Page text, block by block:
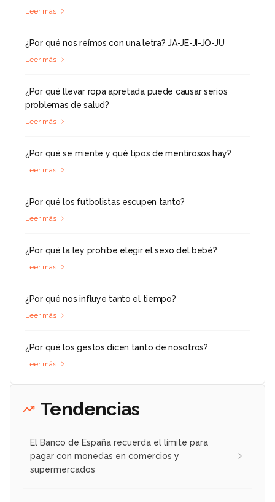
Leer más
¿Por qué nos reímos con una letra? JA-JE-JI-JO-JU
Leer más
¿Por qué llevar ropa apretada puede causar serios
problemas de salud?
Leer más
¿Por qué se miente y qué tipos de mentirosos hay?
Leer más
¿Por qué los futbolistas escupen tanto?
Leer más
¿Por qué la ley prohíbe elegir el sexo del bebé?
Leer más
¿Por qué nos influye tanto el tiempo?
Leer más
¿Por qué los gestos dicen tanto de nosotros?
Leer más
Tendencias
El Banco de España recuerda el límite para
pagar con monedas en comercios y
supermercados